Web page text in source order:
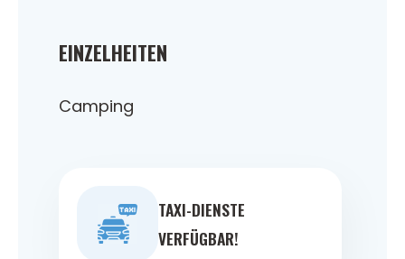
EINZELHEITEN
Camping
TAXI-DIENSTE
VERFÜGBAR!